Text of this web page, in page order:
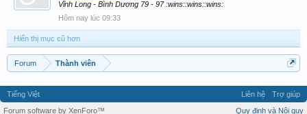
Vĩnh Long - Bình Dương 79 - 97 :wins::wins::wins:
Hôm nay lúc 09:33
Hiển thị mục cũ hơn
Forum Thành viên
Tiếng Việt Liên hệ
Trợ giúp
Quy định và Nội quy
Forum software by XenForo™